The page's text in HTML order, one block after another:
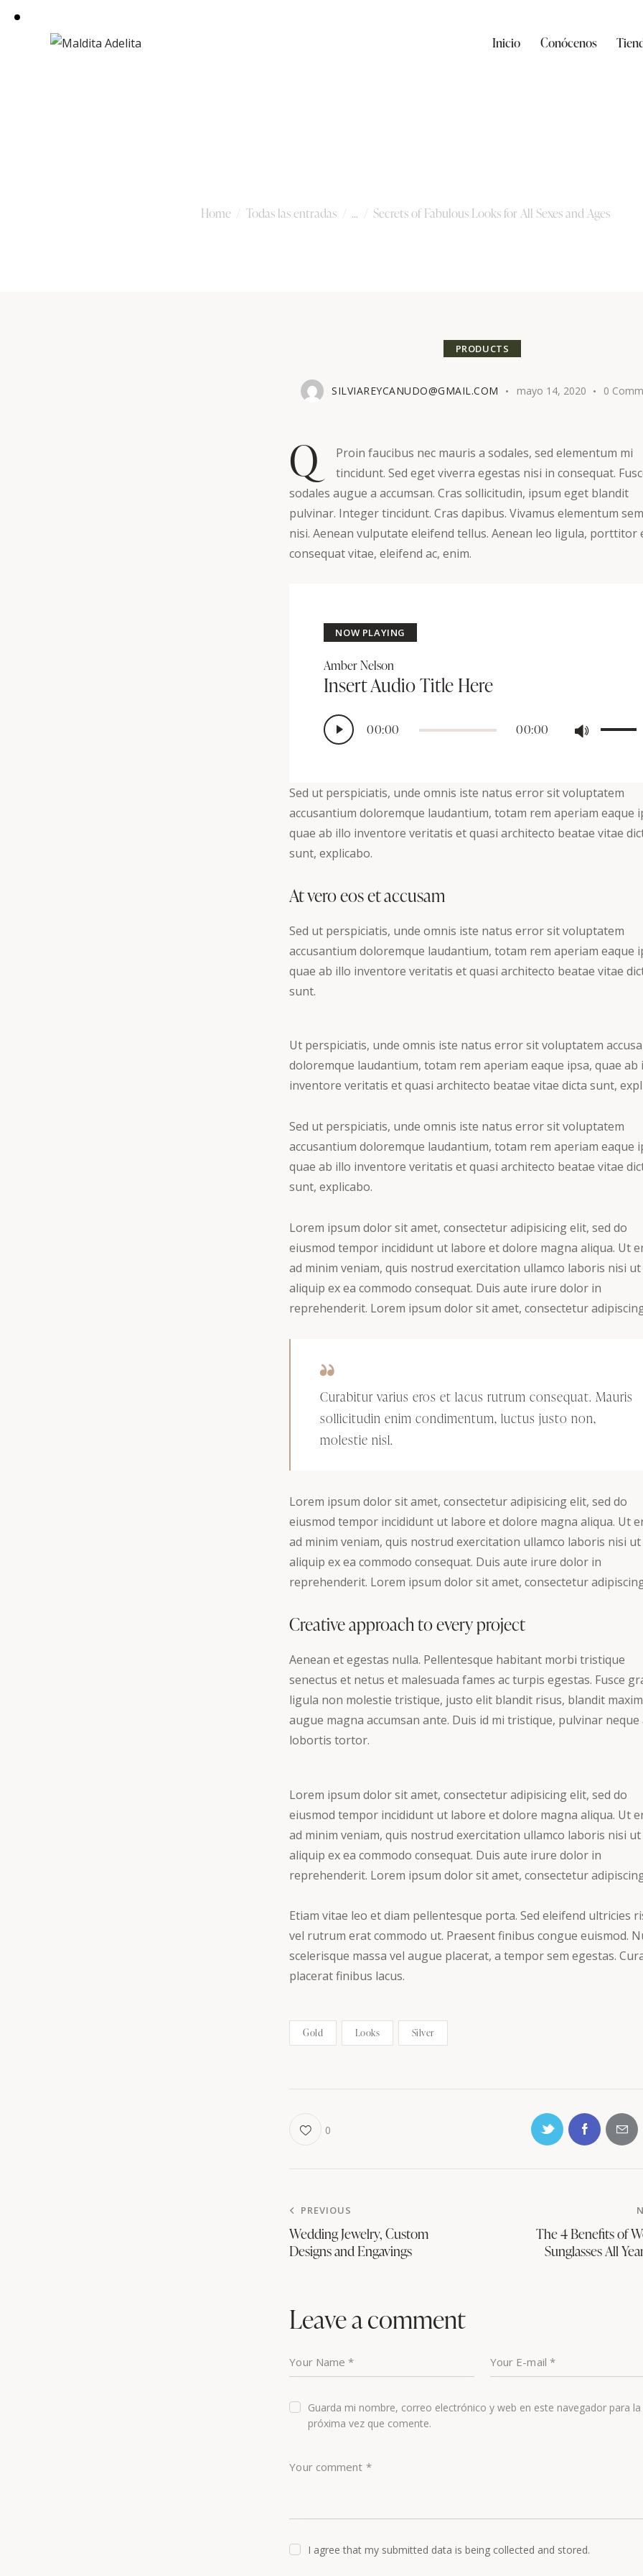
Inicio Conócenos
Home Todas las entradas ... Secrets of Fabulous Looks for All Sexes and Ages
PRODUCTS
SILVIAREYCANUDO@GMAIL.COM mayo 14, 2020 0
Q
Proin faucibus nec mauris a sodales, sed elementum mi
tincidunt. Sed eget viverra egestas nisi in consequat.
sodales augue a accumsan. Cras sollicitudin, ipsum eget blandit
pulvinar. Integer tincidunt. Cras dapibus. Vivamus elementum
nisi. Aenean vulputate eleifend tellus. Aenean leo ligula, porttitor
consequat vitae, eleifend ac, enim.
NOW PLAYING
Amber Nelson
Insert Audio Title Here
Reproductor
de
00:00 00:00
arriba/
el
Sed ut perspiciatis, unde omnis iste natus error sit voluptatem
accusantium doloremque laudantium, totam rem aperiam eaque
quae ab illo inventore veritatis et quasi architecto beatae vitae
sunt, explicabo.
At vero eos et accusam
Sed ut perspiciatis, unde omnis iste natus error sit voluptatem
accusantium doloremque laudantium, totam rem aperiam eaque
quae ab illo inventore veritatis et quasi architecto beatae vitae
sunt.
Ut perspiciatis, unde omnis iste natus error sit voluptatem
doloremque laudantium, totam rem aperiam eaque ipsa, quae ab
inventore veritatis et quasi architecto beatae vitae dicta sunt,
Sed ut perspiciatis, unde omnis iste natus error sit voluptatem
accusantium doloremque laudantium, totam rem aperiam eaque
quae ab illo inventore veritatis et quasi architecto beatae vitae
sunt, explicabo.
Lorem ipsum dolor sit amet, consectetur adipisicing elit, sed do
eiusmod tempor incididunt ut labore et dolore magna aliqua. Ut
ad minim veniam, quis nostrud exercitation ullamco laboris nisi ut
aliquip ex ea commodo consequat. Duis aute irure dolor in
reprehenderit. Lorem ipsum dolor sit amet, consectetur
Curabitur varius eros et lacus rutrum consequat. Mauris
sollicitudin enim condimentum, luctus justo non,
molestie nisl.
Lorem ipsum dolor sit amet, consectetur adipisicing elit, sed do
eiusmod tempor incididunt ut labore et dolore magna aliqua. Ut
ad minim veniam, quis nostrud exercitation ullamco laboris nisi ut
aliquip ex ea commodo consequat. Duis aute irure dolor in
reprehenderit. Lorem ipsum dolor sit amet, consectetur
Creative approach to every project
Aenean et egestas nulla. Pellentesque habitant morbi tristique
senectus et netus et malesuada fames ac turpis egestas. Fusce
ligula non molestie tristique, justo elit blandit risus, blandit
augue magna accumsan ante. Duis id mi tristique, pulvinar neque
lobortis tortor.
Lorem ipsum dolor sit amet, consectetur adipisicing elit, sed do
eiusmod tempor incididunt ut labore et dolore magna aliqua. Ut
ad minim veniam, quis nostrud exercitation ullamco laboris nisi ut
aliquip ex ea commodo consequat. Duis aute irure dolor in
reprehenderit. Lorem ipsum dolor sit amet, consectetur
Etiam vitae leo et diam pellentesque porta. Sed eleifend ultricies
vel rutrum erat commodo ut. Praesent finibus congue euismod.
scelerisque massa vel augue placerat, a tempor sem egestas.
placerat finibus lacus.
Gold Looks Silver
0
PREVIOUS
Wedding Jewelry, Custom
Designs and Engavings
The 4 Benefits of
Sunglasses All
Leave a comment
Guarda mi nombre, correo electrónico y web en este navegador para la
próxima vez que comente.
I agree that my submitted data is being collected and stored.